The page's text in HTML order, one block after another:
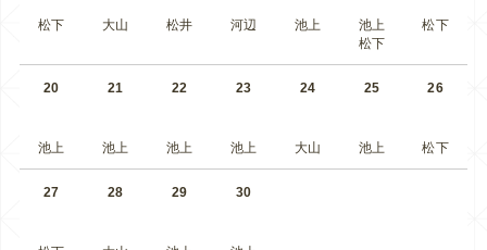
松下 大山 松井 河辺 池上
池上
松下
松下
20
池上
21
池上
22
池上
23
池上
24
大山
25
池上
26
松下
27 28 29 30